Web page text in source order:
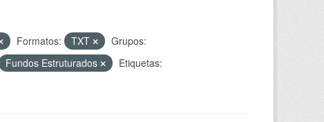
Formatos: TXT
Grupos:
Fundos Estruturados
Etiquetas: